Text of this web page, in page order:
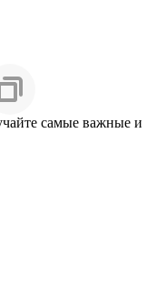
самые важные и